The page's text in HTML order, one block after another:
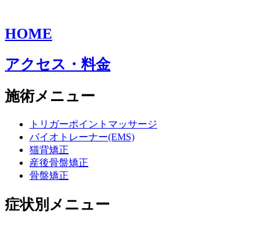
HOME
アクセス・料金
施術メニュー
トリガーポイントマッサージ
バイオトレーナー(EMS)
猫背矯正
産後骨盤矯正
骨盤矯正
症状別メニュー